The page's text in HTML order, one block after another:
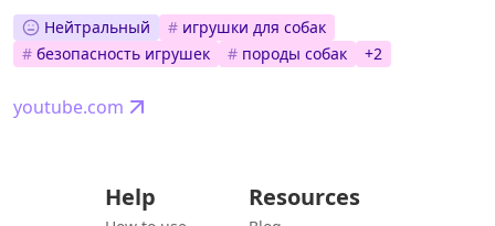
Нейтральный # игрушки для собак
# безопасность игрушек # породы собак +2
youtube.com
Help Resources